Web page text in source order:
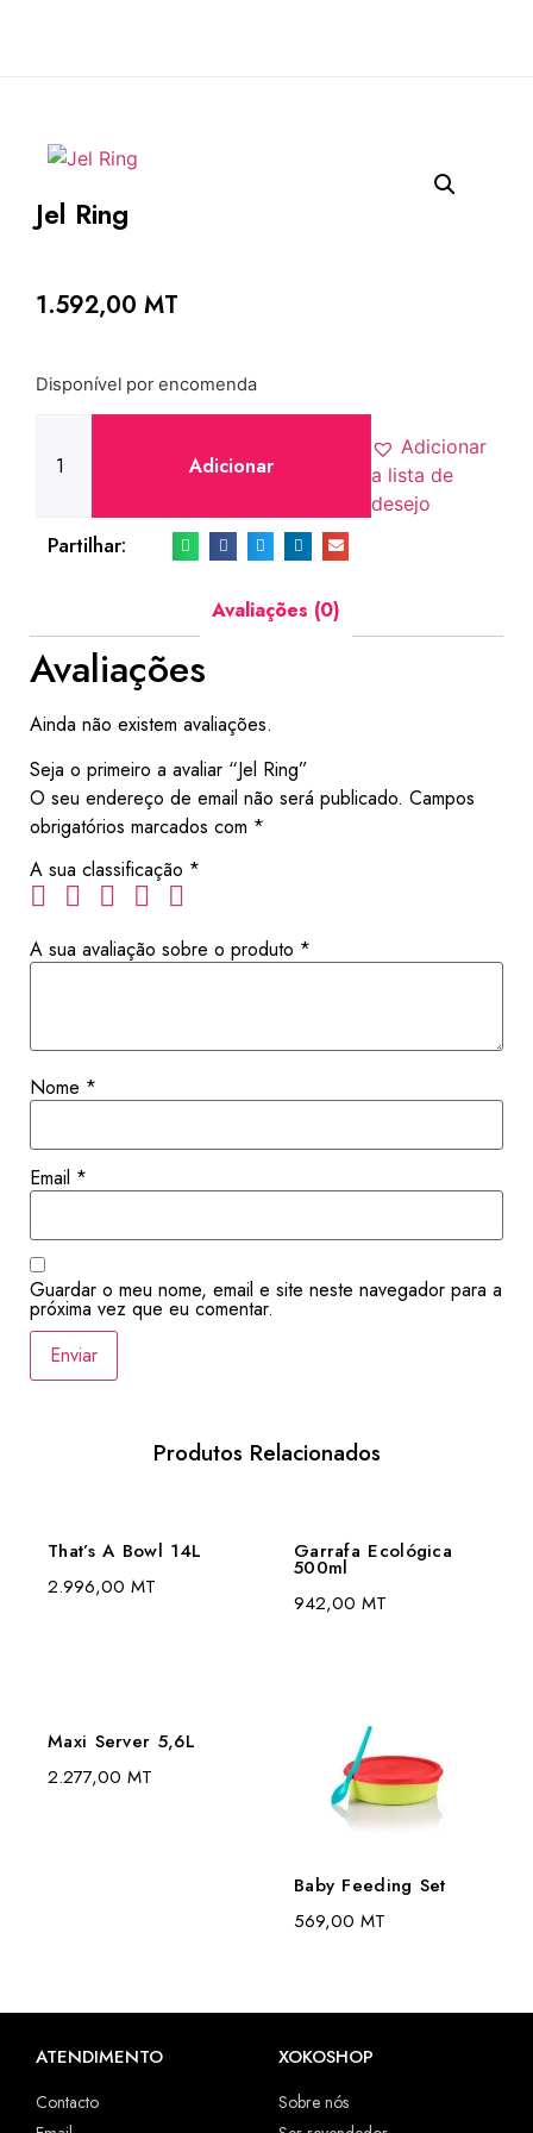
Jel Ring
1.592,00 MT
Disponível por encomenda
Adicionar
Adicionar
a lista de
desejo
Partilhar:
Avaliações (0)
Avaliações
Ainda não existem avaliações.
Seja o primeiro a avaliar “Jel Ring”
O seu endereço de email não será publicado. Campos
obrigatórios marcados com *
A sua classificação *
A sua avaliação sobre o produto *
Nome *
Email *
Guardar o meu nome, email e site neste navegador para a
próxima vez que eu comentar.
Produtos Relacionados
That’s A Bowl 14L
2.996,00 MT
Garrafa Ecológica
500ml
942,00 MT
Maxi Server 5,6L
2.277,00 MT
Baby Feeding Set
569,00 MT
ATENDIMENTO
Contacto
XOKOSHOP
Sobre nós